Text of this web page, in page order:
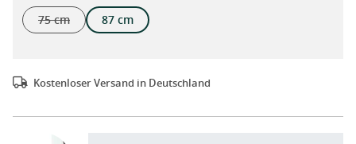
75 cm
(Diese Option ist zurzeit nicht verfügbar.)
87 cm
Kostenloser Versand in Deutschland